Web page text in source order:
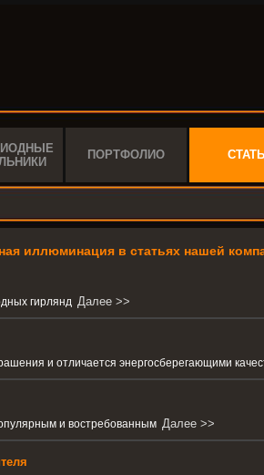
ПОРТФОЛИО
иллюминация в статьях нашей
гирлянд Далее >>
и отличается энергосберегающими
и востребованным Далее >>